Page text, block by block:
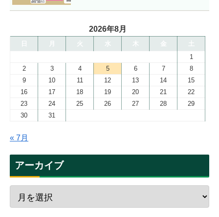
2026年8月
日 火 水 木 金
土
1
2
3 4 5 6 7
8
9
10 11 12 13 14
15
16
17 18 19 20 21
22
23
24 25 26 27 28
29
30
31
« 7月
アーカイブ